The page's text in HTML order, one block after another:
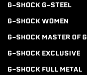
G-SHOCK G-STEEL
G-SHOCK WOMEN
G-SHOCK MASTER OF G
G-SHOCK EXCLUSIVE
G-SHOCK FULL METAL